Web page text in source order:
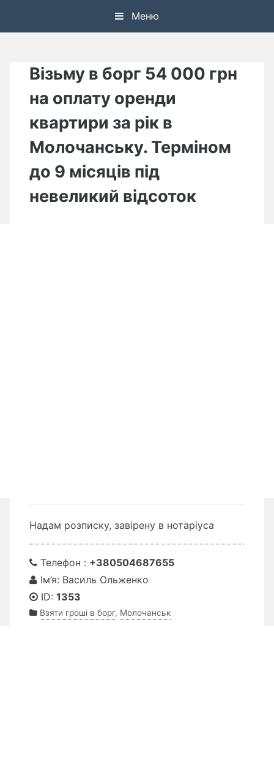
Меню
Візьму в борг 54 000 грн
на оплату оренди
квартири за рік в
Молочанську. Терміном
до 9 місяців під
невеликий відсоток
Надам розписку, завірену в нотаріуса
Телефон : +380504687655
Ім’я: Василь Ольженко
ID: 1353
Взяти гроші в борг, Молочанськ